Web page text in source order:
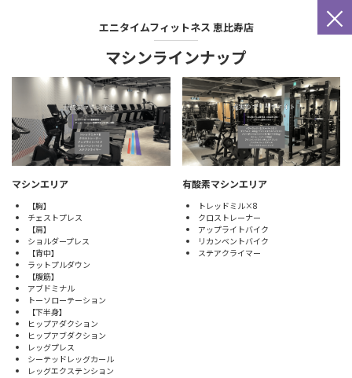
×
エニタイムフィットネス 恵比寿店
マシンラインナップ
マシンエリア
【胸】
チェストプレス
【肩】
ショルダープレス
【背中】
ラットプルダウン
【腹筋】
アブドミナル
トーソローテーション
【下半身】
ヒップアダクション
ヒップアブダクション
レッグプレス
シーテッドレッグカール
レッグエクステンション
有酸素マシンエリア
トレッドミル×8
クロストレーナー
アップライトバイク
リカンベントバイク
ステアクライマー